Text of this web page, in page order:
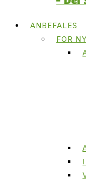
ANBEFALES
FOR